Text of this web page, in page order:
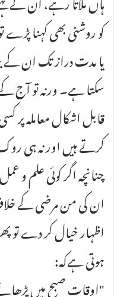
کو روشنی بھی کہنا
یا مدت دراز تک ان کے
سکتا ہے۔ ورنہ تو آج
قابل اشکال معاملہ پر
کرتے ہیں اور نہ ہی
چنانچہ اگر کوئی علم و
ان کی من مرضی کے
اظہار خیال کر دے تو
ہوتی ہےکہ:
"اوقات صبح میں پڑھانے